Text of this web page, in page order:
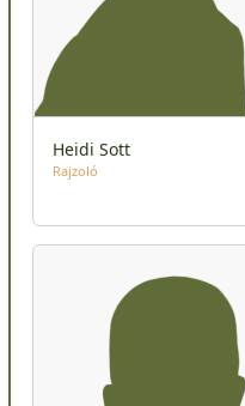
Heidi Sott
Rajzoló